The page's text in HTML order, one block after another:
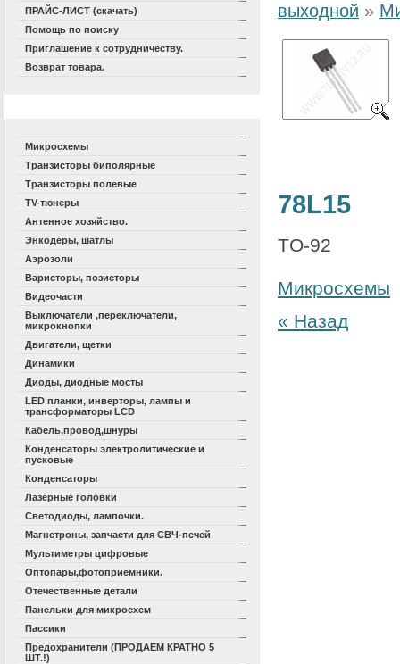
ПРАЙС-ЛИСТ (скачать)
Помощь по поиску
Приглашение к сотрудничеству.
Возврат товара.
Микросхемы
Транзисторы биполярные
Транзисторы полевые
TV-тюнеры
Антенное хозяйство.
Энкодеры, шатлы
Аэрозоли
Варисторы, позисторы
Видеочасти
Выключатели ,переключатели,
микрокнопки
Двигатели, щетки
Динамики
Диоды, диодные мосты
LED планки, инверторы, лампы и
трансформаторы LCD
Кабель,провод,шнуры
Конденсаторы электролитические и
пусковые
Конденсаторы
Лазерные головки
Светодиоды, лампочки.
Магнетроны, запчасти для СВЧ-печей
Мультиметры цифровые
Оптопары,фотоприемники.
Отечественные детали
Панельки для микросхем
Пассики
Предохранители (ПРОДАЕМ КРАТНО 5
ШТ.!)
выходной »
78L15
TO-92
Микросхемы
« Назад